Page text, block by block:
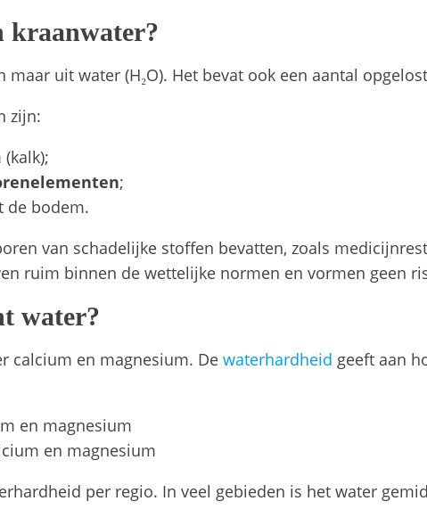
kraanwater?
maar uit water (H₂O). Het bevat ook een aantal
zijn:
(kalk);
;
de bodem.
van schadelijke stoffen bevatten, zoals
ruim binnen de wettelijke normen en vormen geen
water?
calcium en magnesium. De waterhardheid geeft aan
en magnesium
en magnesium
per regio. In veel gebieden is het water